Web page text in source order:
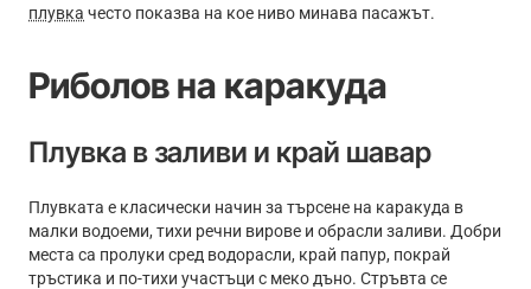
плувка често показва на кое ниво минава пасажът.
Риболов на каракуда
Плувка в заливи и край шавар
Плувката е класически начин за търсене на каракуда в
малки водоеми, тихи речни вирове и обрасли заливи. Добри
места са пролуки сред водорасли, край папур, покрай
тръстика и по-тихи участъци с меко дъно. Стръвта се